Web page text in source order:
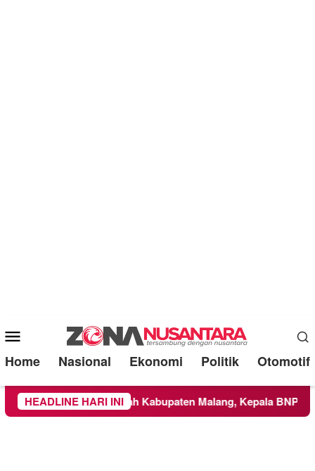
Mobile
Menu
Home Nasional Ekonomi Politik Otomotif
HEADLINE HARI INI
Meluas ke Wilayah Kabupaten Malang, Kepala BNPB